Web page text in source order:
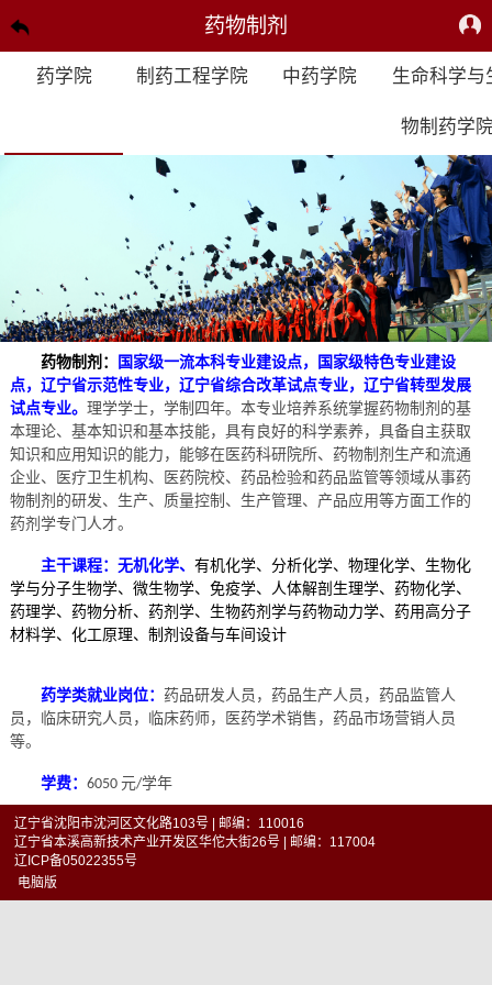
药物制剂
药学院 制药工程学院 中药学院 生命科学与
物制药学
药物制剂：
国家级一流本科专业建设点，国家级特色专业建设
点，辽宁省示范性专业，辽宁省综合改革试点专业，辽宁省转型发展
试点专业。 理学学士，学制四年。本专业培养系统掌握药物制剂的基
本理论、基本知识和基本技能，具有良好的科学素养，具备自主获取
知识和应用知识的能力，能够在医药科研院所、药物制剂生产和流通
企业、医疗卫生机构、医药院校、药品检验和药品监管等领域从事药
物制剂的研发、生产、质量控制、生产管理、产品应用等方面工作的
药剂学专门人才。
主干课程：无机化学、 有机化学、分析化学、物理化学、生物化
学与分子生物学、微生物学、免疫学、人体解剖生理学、药物化学、
药理学、药物分析、药剂学、生物药剂学与药物动力学、药用高分子
材料学、化工原理、制剂设备与车间设计
药学类就业岗位： 药品研发人员，药品生产人员，药品监管人
员，临床研究人员，临床药师，医药学术销售，药品市场营销人员
等。
学费： 6050 元/学年
辽宁省沈阳市沈河区文化路103号 | 邮编：110016
辽宁省本溪高新技术产业开发区华佗大街26号 | 邮编：117004
辽ICP备05022355号
电脑版